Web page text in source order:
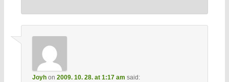
Joyhon 2009. 10. 28. at 1:17 am said: